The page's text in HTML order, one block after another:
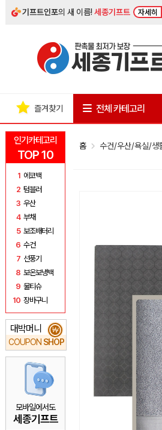
기프트인포의 새 이름!세종기프트 자세히
인기카테고리
TOP 10
1 에코백
2 텀블러
3 우산
4 부채
5 보조배터리
6 수건
7 선풍기
8 보온보냉백
9 물티슈
10 장바구니
대박머니
COUPON SHOP
₩
모바일에서도
세종기프트
즐겨찾기 전체 카테고리
홈 수건/우산/욕실/생